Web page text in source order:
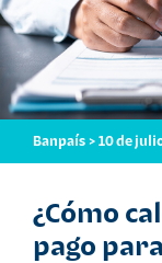
electrónico, las
Banpaís > 10 de
¿Cómo
pago